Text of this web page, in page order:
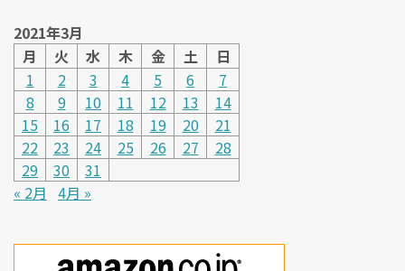
2021年3月
月
火 水 木 金 土
日
1
2 3 4 5 6
7
8
9 10 11 12 13
14
15
16 17 18 19 20
21
22
23 24 25 26 27
28
29
30
31
« 2月 4月 »